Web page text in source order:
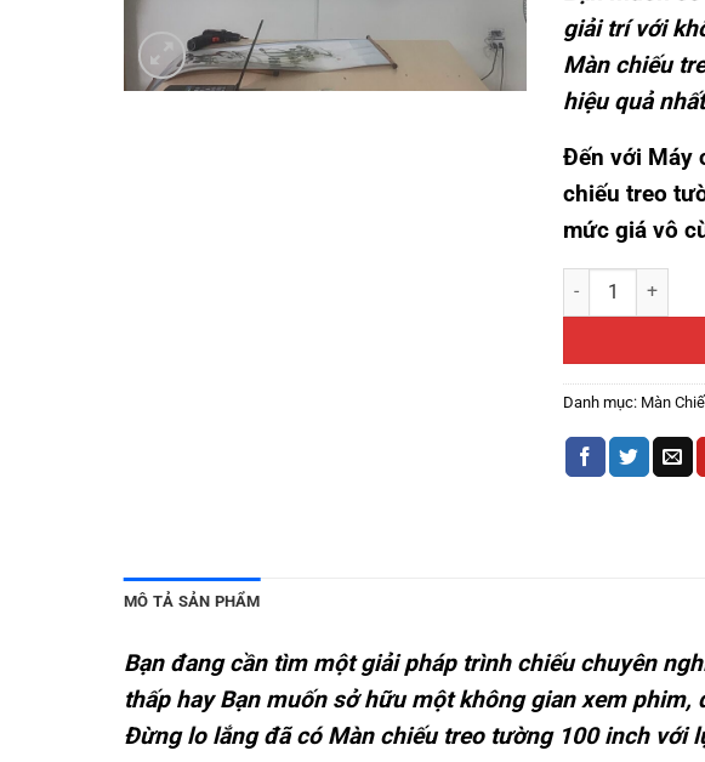
giải trí với
Màn chiếu
hiệu quả
Đến với Máy
chiếu treo
mức giá vô
Màn Chiếu Treo
Danh mục: Màn
MÔ TẢ SẢN PHẨM
Bạn đang cần tìm một giải pháp trình chiếu chuyên
thấp hay Bạn muốn sở hữu một không gian xem
Đừng lo lắng đã có Màn chiếu treo tường 100 inch với